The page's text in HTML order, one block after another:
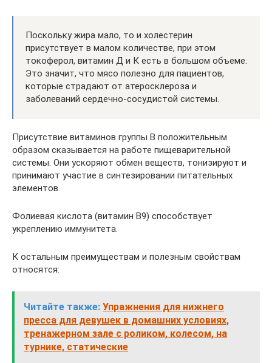
Поскольку жира мало, то и холестерин
присутствует в малом количестве, при этом
токоферол, витамин Д и К есть в большом объеме.
Это значит, что мясо полезно для пациентов,
которые страдают от атеросклероза и
заболеваний сердечно-сосудистой системы.
Присутствие витаминов группы В положительным
образом сказывается на работе пищеварительной
системы. Они ускоряют обмен веществ, тонизируют и
принимают участие в синтезировании питательных
элементов.
Фолиевая кислота (витамин В9) способствует
укреплению иммунитета.
К остальным преимуществам и полезным свойствам
относятся:
Читайте также: Упражнения для нижнего
пресса для девушек в домашних условиях,
тренажерном зале с роликом, колесом, на
турнике, статические